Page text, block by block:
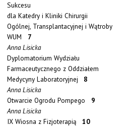
Sukcesu
dla Katedry i Kliniki Chirurgii
Ogólnej, Transplantacyjnej i Wątroby
WUM 7
Anna Lisicka
Dyplomatorium Wydziału
Farmaceutycznego z Oddziałem
Medycyny Laboratoryjnej
8
Anna Lisicka
Otwarcie Ogrodu Pompego 9
Anna Lisicka
IX Wiosna z Fizjoterapią
10